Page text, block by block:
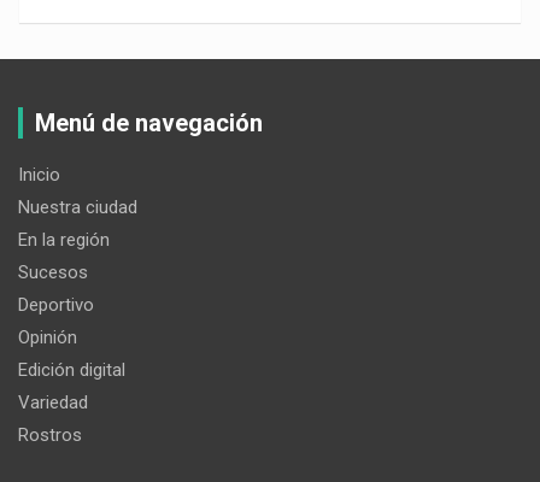
Menú de navegación
Inicio
Nuestra ciudad
En la región
Sucesos
Deportivo
Opinión
Edición digital
Variedad
Rostros